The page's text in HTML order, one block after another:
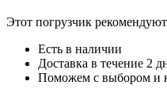
Этот погрузчик
Есть в наличии
Доставка в течение 2
Поможем с выбором и